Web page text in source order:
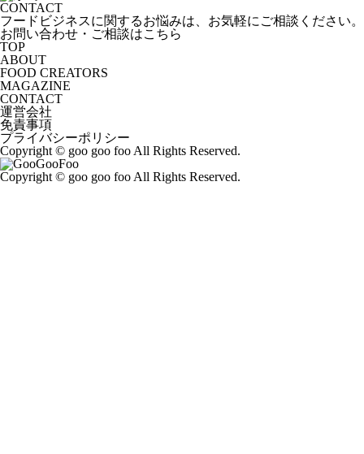
CONTACT
フードビジネスに関するお悩みは、お気軽にご相談ください。
お問い合わせ・ご相談はこちら
TOP
ABOUT
FOOD CREATORS
MAGAZINE
CONTACT
運営会社
免責事項
プライバシーポリシー
Copyright © goo goo foo All Rights Reserved.
Copyright © goo goo foo All Rights Reserved.